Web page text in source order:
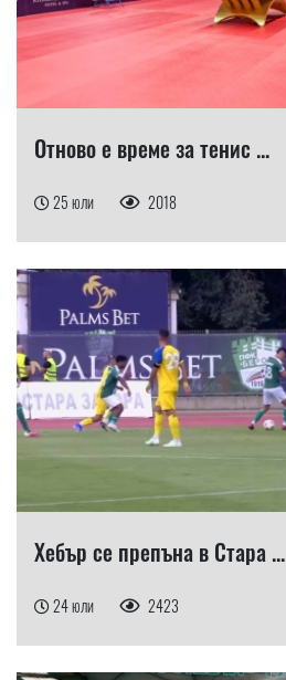
Отново е време за тенис ...
25 юли 2018
Хебър се препъна в Стара ...
24 юли 2423